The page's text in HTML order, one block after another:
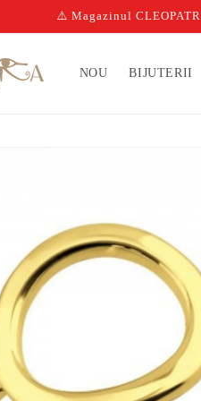
⚠️ Magazinul
NOU BIJUTERII